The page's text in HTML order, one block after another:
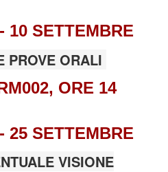
- 10 SETTEMBRE
PROVE ORALI
ORE 14
- 25 SETTEMBRE
VISIONE